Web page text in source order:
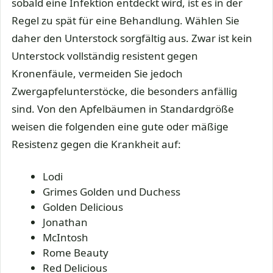
sobald eine Infektion entdeckt wird, ist es in der
Regel zu spät für eine Behandlung. Wählen Sie
daher den Unterstock sorgfältig aus. Zwar ist kein
Unterstock vollständig resistent gegen
Kronenfäule, vermeiden Sie jedoch
Zwergapfelunterstöcke, die besonders anfällig
sind. Von den Apfelbäumen in Standardgröße
weisen die folgenden eine gute oder mäßige
Resistenz gegen die Krankheit auf:
Lodi
Grimes Golden und Duchess
Golden Delicious
Jonathan
McIntosh
Rome Beauty
Red Delicious